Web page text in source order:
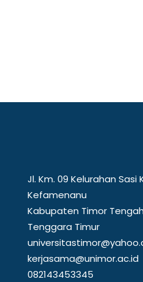
Jl. Km. 09 Kelurahan
Kefamenanu
Kabupaten Timor
Tenggara Timur
kerjasama@unimor.ac.id
082143453345